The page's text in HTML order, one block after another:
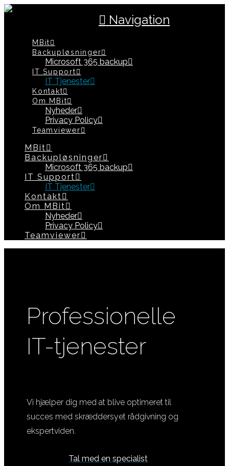
Navigation
MBit
Backupløsninger
Microsoft 365 backup
IT Support
IT Tjenester
Kontakt
Om MBit
Nyheder
Privacy Policy
Teamviewer
MBit
Backupløsninger
Microsoft 365 backup
IT Support
IT Tjenester
Kontakt
Om MBit
Nyheder
Privacy Policy
Teamviewer
Professionelle
IT-tjenester
Vi hjælper dig med at blive optimeret til
succes med skræddersyet rådgivning og
ekspertviden.
Tal med en specialist